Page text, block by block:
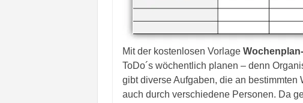
Mit der kostenlosen Vorlage
ToDo´s wöchentlich planen – denn
gibt diverse Aufgaben, die an
auch durch verschiedene Personen. Da